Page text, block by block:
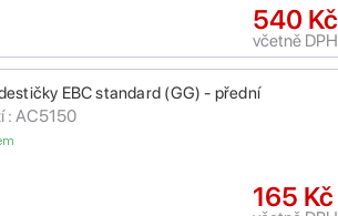
540 Kč
včetně DPH
EBC standard (GG) - přední
: AC5150
165 Kč